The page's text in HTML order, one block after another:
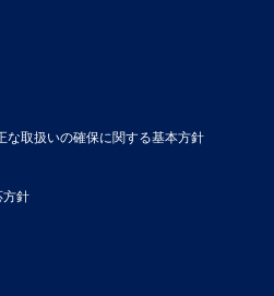
な取扱いの確保に関する基本方針
方針